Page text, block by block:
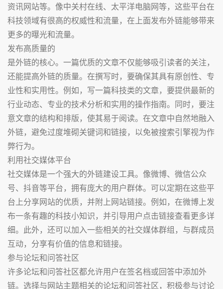
资讯网站等。像中关村在线、太平洋电脑网等，这些平台在
科技领域有很高的权威性和流量，在上面发布外链能够带来
更多的曝光和流量。
发布高质量的
是外链的核心。一篇优质的文章不仅能够吸引读者的关注，
还能提高外链的质量。在撰写时，要确保其具有原创性、专
业性和实用性。例如，写一篇科技类的文章，要提供最新的
行业动态、专业的技术分析和实用的操作指南。同时，要注
意文章的结构和排版，使其易于阅读。在文章中自然地融入
外链，避免过度堆砌关键词和链接，以免被搜索引擎视为作
弊行为。
利用社交媒体平台
社交媒体是一个强大的外链建设工具。像微博、微信公众
号、抖音等平台，拥有庞大的用户群体。可以定期在这些平
台上分享网站的优质，并附上网站链接。例如，在微博上发
布一条有趣的科技小知识，并引导用户点击链接查看更多详
细。此外，还可以加入一些相关的社交媒体群组，与群成员
互动，分享有价值的信息和链接。
参与论坛和问答社区
许多论坛和问答社区都允许用户在签名档或回答中添加外
链。选择与网站主题相关的论坛和问答社区，积极参与讨论